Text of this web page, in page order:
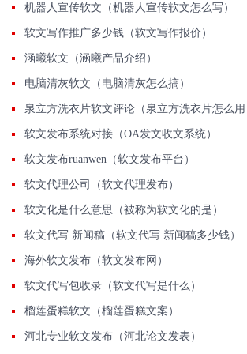
机器人宣传软文（机器人宣传软文怎么写）
软文写作推广多少钱（软文写作报价）
涵曦软文（涵曦产品介绍）
电脑清灰软文（电脑清灰怎么搞）
泉立方洗衣片软文评论（泉立方洗衣片怎么用
软文发布系统对接（OA发文收文系统）
软文发布ruanwen（软文发布平台）
软文代理公司（软文代理发布）
软文化是什么意思（被称为软文化的是）
软文代写 新闻稿（软文代写 新闻稿多少钱）
海外软文发布（软文发布网）
软文代写包收录（软文代写是什么）
榴莲蛋糕软文（榴莲蛋糕文案）
河北专业软文发布（河北论文发表）